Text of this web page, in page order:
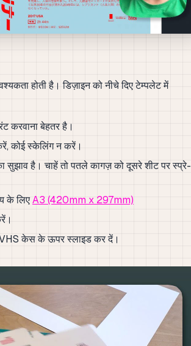
होती है। डिज़ाइन को नीचे दिए टेम्पलेट में
करवाना बेहतर है।
कोई स्केलिंग न करें।
है। चाहें तो पतले कागज़ को दूसरे शीट पर स्प्रे-
के लिएA3 (420mm x 297mm)
VHS केस के ऊपर स्लाइड कर दें।